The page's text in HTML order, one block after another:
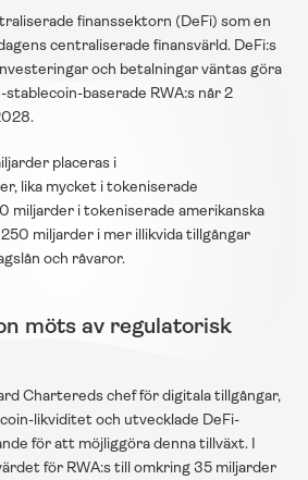
finanssektorn (DeFi) som en
centraliserade finansvärld. DeFi:s
och betalningar väntas göra
baserade RWA:s når 2
placeras i
lika mycket i tokeniserade
miljarder i tokeniserade amerikanska
miljarder i mer illikvida tillgångar
och råvaror.
möts av regulatorisk
Chartereds chef för digitala tillgångar,
likviditet och utvecklade DeFi-
för att möjliggöra denna tillväxt. I
för RWA:s till omkring 35 miljarder